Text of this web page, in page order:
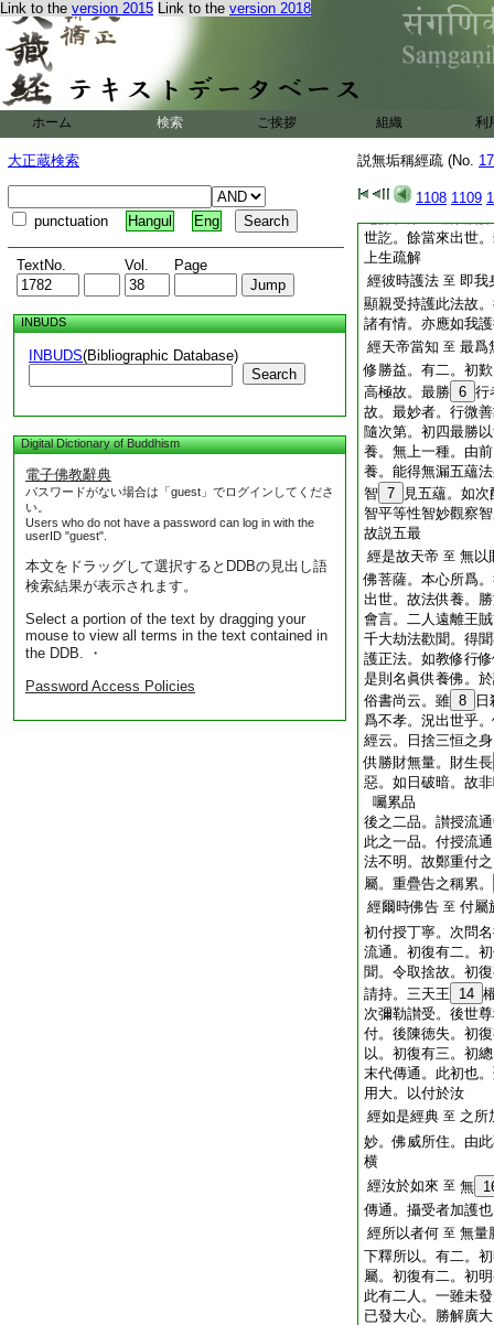
Link to the version 2015 Link to the version 2018
ホーム 検索 ご挨拶 組織 利
大正蔵検索
punctuation Hangul Eng
TextNo. Vol. Page
INBUDS
INBUDS(Bibliographic Database)
Search
Digital Dictionary of Buddhism
電子佛教辭典
パスワードがない場合は「guest」でログインしてくださ
い。
Users who do not have a password can log in with the
userID "guest".
本文をドラッグして選択するとDDBの見出し語
検索結果が表示されます。
Select a portion of the text by dragging your
mouse to view all terms in the text contained in
the DDB. ・
Password Access Policies
説無垢稱經疏 (No.
1108 1109
心善調順。得阿羅
心調順故。三引無種
隨得三乘。後一無
經佛告天帝 至 寶
蓋。此初也
經其王千子
餘在
今。此即千子。此
生疏解第一迦洛迦
世訖。餘當來出世
上生疏解
經彼時護法 至 即
顯親受持護此法故
諸有情。亦應如我
經天帝當知 至 最爲
修勝益。有二。初
高極故。最勝 6 行
故。最妙者。行微
隨次第。初四最勝
養。無上一種。由
養。能得無漏五蘊
智 7
見五蘊。如
智平等性智妙觀察
故説五最
經是故天帝 至 無以
佛菩薩。本心所爲
出世。故法供養。
會言。二人遠離王
千大劫法歡聞。得
護正法。如教修行
是則名眞供養佛。
俗書尚云。雖 8
爲不孝。況出世乎
經云。日捨三恒之
供勝財無量。財生長
惡。如日破暗。故
囑累品
後之二品。讃授流
此之一品。付授流
法不明。故鄭重付
屬。重疊告之稱累。
經爾時佛告 至 付屬
初付授丁寧。次問
流通。初復有二。
聞。令取捨故。初
請持。三天王
14
次彌勒讃受。後世
付。後陳徳失。初
以。初復有三。初
末代傳通。此初也
用大。以付於汝
經如是經典 至 之
妙。佛威所住。由
横
經汝於如來 至 無
傳通。攝受者加護
經所以者何 至 無量
下釋所以。有二。
屬。初復有二。初
此有二人。一雖未
已發大心。勝解廣